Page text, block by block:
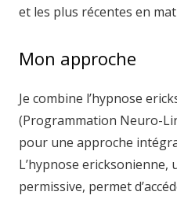
et les plus récentes en
Mon approche
Je combine l’hypnose
(Programmation Neuro-
pour une approche
L’hypnose ericksonienne,
permissive, permet